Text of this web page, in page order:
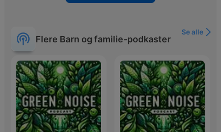
Flere Barn og familie-podkaster
Se alle